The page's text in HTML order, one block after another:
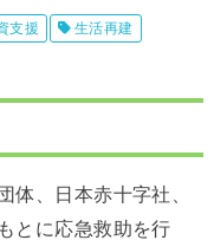
支援 生活再建
体、日本赤十字社、
とに応急救助を行